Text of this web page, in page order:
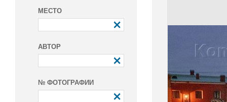
МЕСТО
АВТОР
№ ФОТОГРАФИИ